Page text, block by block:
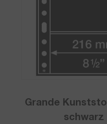
Grande
schwarz